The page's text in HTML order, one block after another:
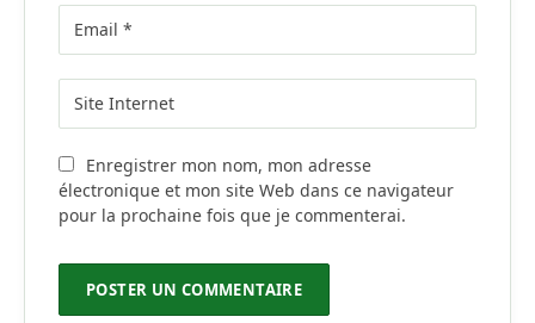
Enregistrer mon nom, mon adresse
électronique et mon site Web dans ce navigateur
pour la prochaine fois que je commenterai.